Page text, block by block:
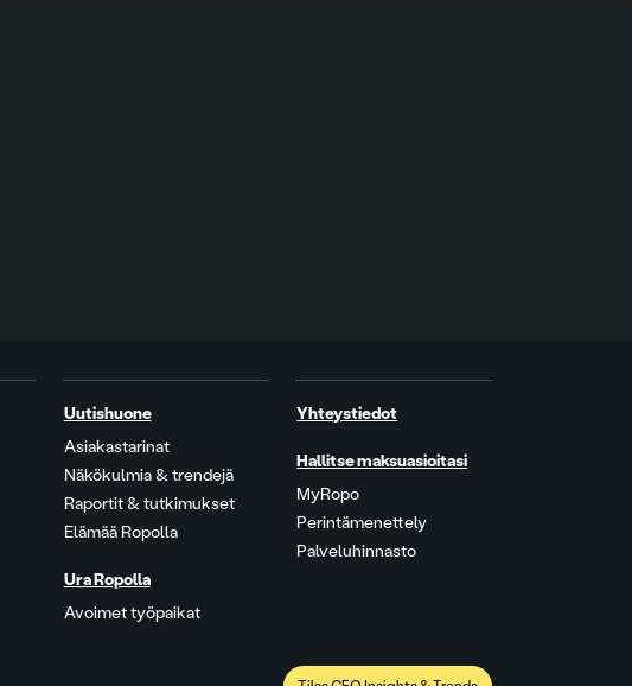
Uutishuone
Asiakastarinat
Näkökulmia & trendejä
Raportit & tutkimukset
Elämää Ropolla
Ura Ropolla
Avoimet työpaikat
Yhteystiedot
Hallitse maksuasioitasi
MyRopo
Perintämenettely
Palveluhinnasto